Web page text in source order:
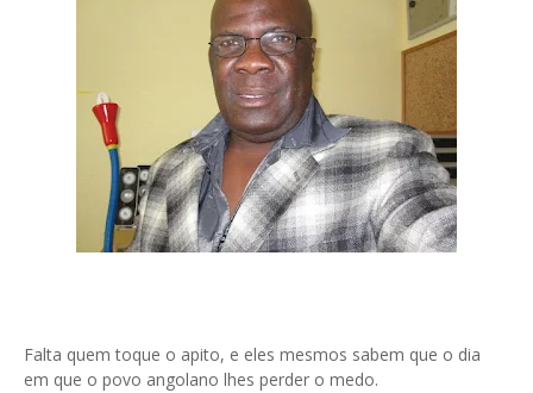
Falta quem toque o apito, e eles mesmos sabem que o dia
em que o povo angolano lhes perder o medo.